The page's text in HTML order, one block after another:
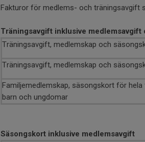
Fakturor för medlems- och träningsavgift
Träningsavgift inklusive medlemsavgift
Träningsavgift, medlemskap och
Träningsavgift, medlemskap och
Familjemedlemskap, säsongskort för
barn och ungdomar
Säsongskort inklusive medlemsavgift